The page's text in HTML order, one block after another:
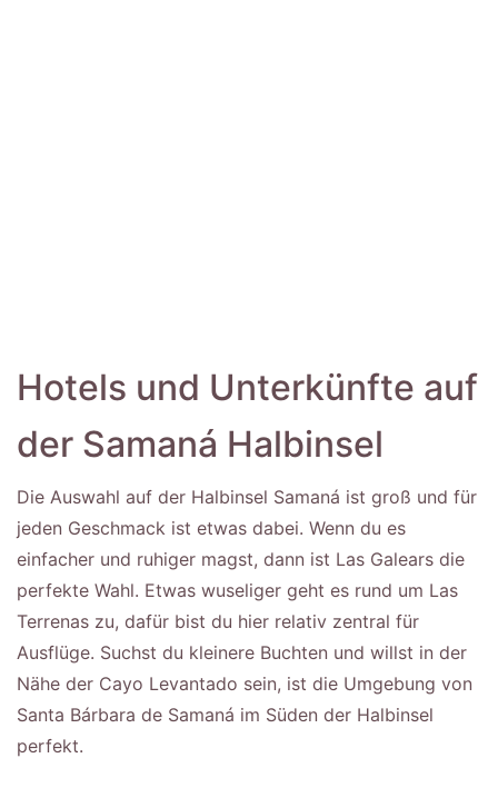
Hotels und Unterkünfte auf
der Samaná Halbinsel
Die Auswahl auf der Halbinsel Samaná ist groß und für
jeden Geschmack ist etwas dabei. Wenn du es
einfacher und ruhiger magst, dann ist Las Galears die
perfekte Wahl. Etwas wuseliger geht es rund um Las
Terrenas zu, dafür bist du hier relativ zentral für
Ausflüge. Suchst du kleinere Buchten und willst in der
Nähe der Cayo Levantado sein, ist die Umgebung von
Santa Bárbara de Samaná im Süden der Halbinsel
perfekt.